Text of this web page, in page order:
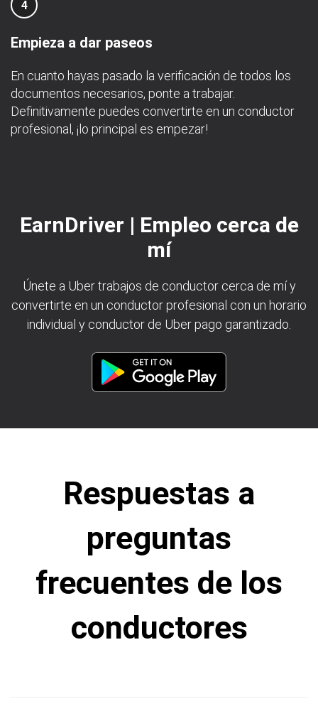
4
Empieza a dar paseos
En cuanto hayas pasado la verificación de todos los
documentos necesarios, ponte a trabajar.
Definitivamente puedes convertirte en un conductor
profesional, ¡lo principal es empezar!
EarnDriver | Empleo cerca de
mí
Únete a Uber trabajos de conductor cerca de mí y
convertirte en un conductor profesional con un horario
individual y conductor de Uber pago garantizado.
Respuestas a
preguntas
frecuentes de los
conductores